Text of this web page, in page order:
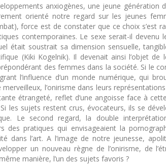
anxiogènes, une jeune génération
orienté notre regard sur les jeunes
force est de constater que ce choix s’est
contemporaines. Le sexe serait-il
était soustrait sa dimension sensuelle,
(Kiki Kogelnik). Il devenait ainsi l’objet
des femmes dans la société. Si le
l’influence d’un monde numérique, qui
l’onirisme dans leurs
étrangeté, reflet d’une angoisse face à
les sujets restent crus, évocateurs, ils se
Le second regard, la double
des pratiques qui envisageaient la
dans l’art. A l’image de notre jeunesse,
un nouveau règne de l’onirisme, de
manière, l’un des sujets favoris ?